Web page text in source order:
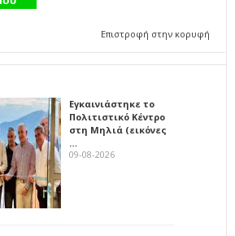
Επιστροφή στην κορυφή
Εγκαινιάστηκε το
Πολιτιστικό Κέντρο
στη Μηλιά (εικόνες
…
09-08-2026